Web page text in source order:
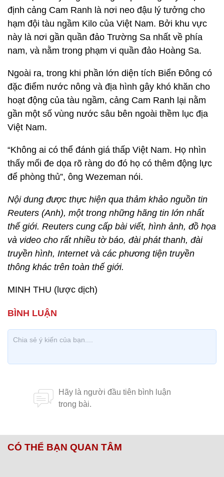
định cảng Cam Ranh là nơi neo đậu lý tưởng cho
hạm đội tàu ngầm Kilo của Việt Nam. Bởi khu vực
này là nơi gần quần đảo Trường Sa nhất về phía
nam, và nằm trong phạm vi quần đảo Hoàng Sa.
Ngoài ra, trong khi phần lớn diện tích Biển Đông có
đặc điểm nước nông và địa hình gây khó khăn cho
hoạt động của tàu ngầm, cảng Cam Ranh lại nằm
gần một số vùng nước sâu bên ngoài thềm lục địa
Việt Nam.
“Không ai có thể đánh giá thấp Việt Nam. Họ nhìn
thấy mối đe dọa rõ ràng do đó họ có thêm động lực
để phòng thủ”, ông Wezeman nói.
Nội dung được thực hiện qua thảm khảo nguồn tin
Reuters (Anh), một trong những hãng tin lớn nhất
thế giới. Reuters cung cấp bài viết, hình ảnh, đồ họa
và video cho rất nhiều tờ báo, đài phát thanh, đài
truyền hình, Internet và các phương tiện truyền
thông khác trên toàn thế giới.
MINH THU (lược dịch)
CÓ THỂ BẠN QUAN TÂM